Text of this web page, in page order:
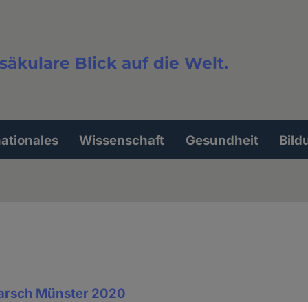
Blick auf die Welt.
Wissenschaft Gesundheit
Münster 2020